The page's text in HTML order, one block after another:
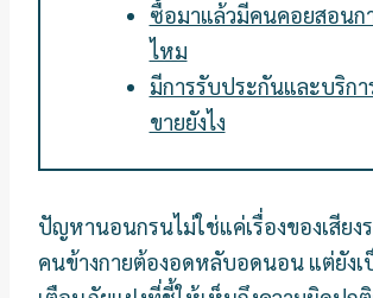
ซื้อมาแล้วมีคนคอยสอนก
ไหม
มีการรับประกันและบริกา
ขายยังไง
ปัญหานอนกรนไม่ใช่แค่เรื่องของเสีย
คนข้างกายต้องอดหลับอดนอน แต่ยัง